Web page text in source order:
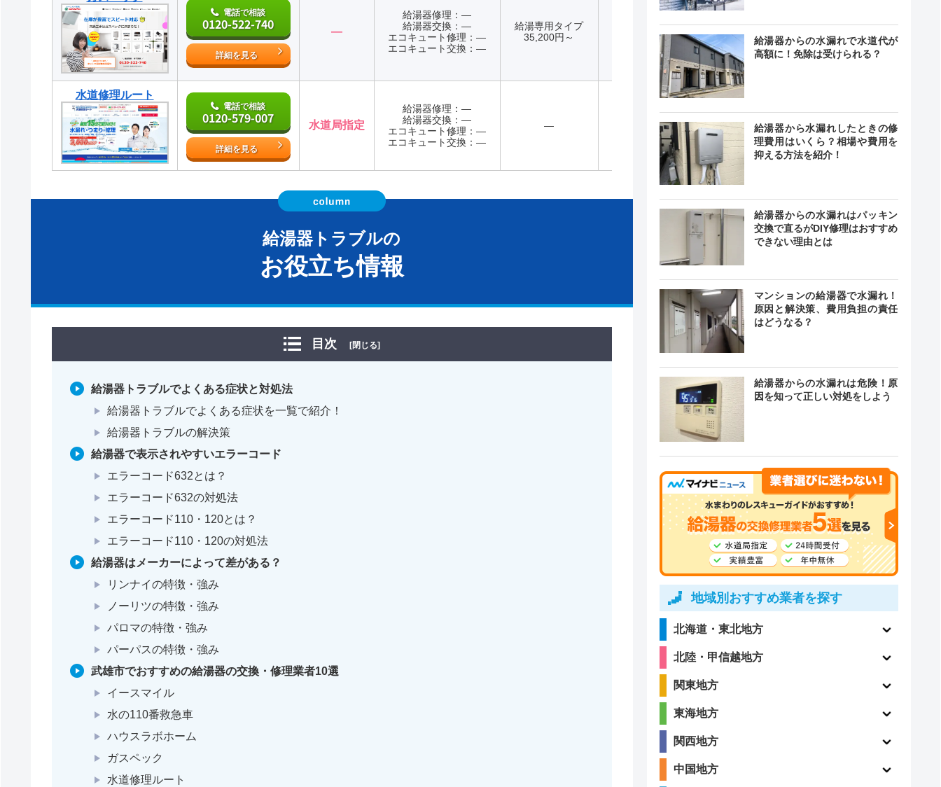
電話で相談
0120-522-740
詳細を見る
―
給湯器修理：―
給湯器交換：―
エコキュート修理：―
エコキュート交換：―
給湯専用タイプ
35,200円～
記載なし
水道修理ルート
電話で相談
0120-579-007
詳細を見る
水道局指定
給湯器修理：―
給湯器交換：―
エコキュート修理：―
エコキュート交換：―
― 最短15分
給湯器トラブルの
お役立ち情報
目次 [閉じる]
給湯器トラブルでよくある症状と対処法
給湯器トラブルでよくある症状を一覧で紹介！
給湯器トラブルの解決策
給湯器で表示されやすいエラーコード
エラーコード632とは？
エラーコード632の対処法
エラーコード110・120とは？
エラーコード110・120の対処法
給湯器はメーカーによって差がある？
リンナイの特徴・強み
ノーリツの特徴・強み
パロマの特徴・強み
パーパスの特徴・強み
武雄市でおすすめの給湯器の交換・修理業者10選
イースマイル
水の110番救急車
ハウスラボホーム
ガスペック
水道修理ルート
給湯器からの水漏れで水道代が
高額に！免除は受けられる？
給湯器から水漏れしたときの修
理費用はいくら？相場や費用を
抑える方法を紹介！
給湯器からの水漏れはパッキン
交換で直るがDIY修理はおすすめ
できない理由とは
マンションの給湯器で水漏れ！
原因と解決策、費用負担の責任
はどうなる？
給湯器からの水漏れは危険！原
因を知って正しい対処をしよう
地域別おすすめ業者を探す
北海道・東北地方
北陸・甲信越地方
関東地方
東海地方
関西地方
中国地方